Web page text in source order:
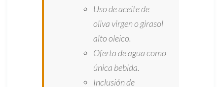
Uso de aceite de
oliva virgen o girasol
alto oleico.
Oferta de agua como
única bebida.
Inclusión de